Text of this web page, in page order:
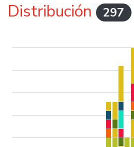
Distribución 297